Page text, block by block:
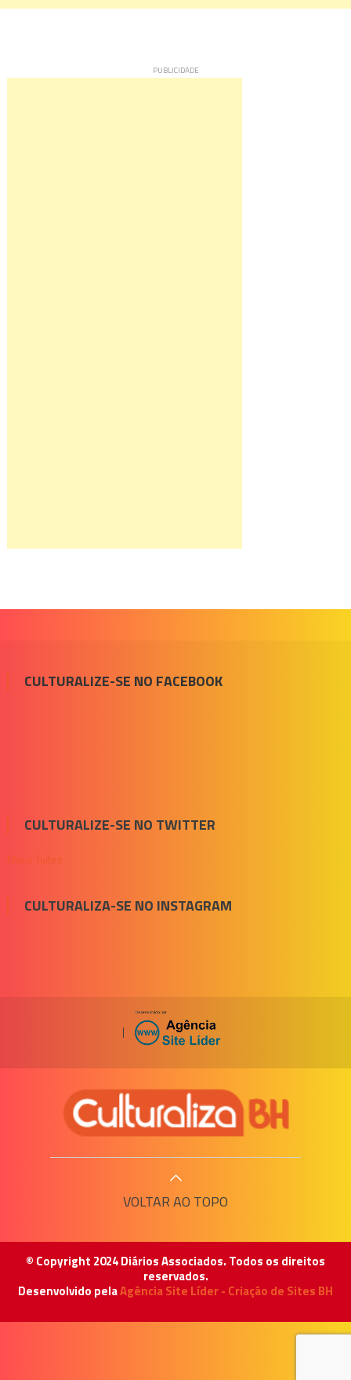
CULTURALIZE-SE NO FACEBOOK
CULTURALIZE-SE NO TWITTER
Meus Tuítes
CULTURALIZA-SE NO INSTAGRAM
|
VOLTAR AO TOPO
© Copyright 2024 Diários Associados. Todos os direitos
reservados.
Desenvolvido pelaAgência Site Líder - Criação de Sites BH